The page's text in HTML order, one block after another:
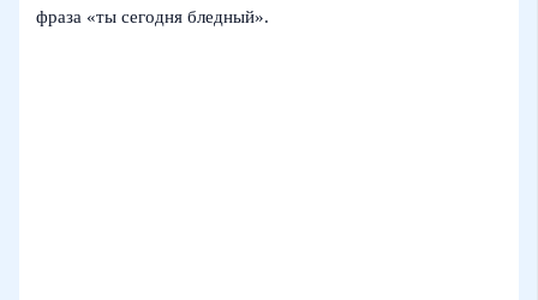
фраза «ты сегодня бледный».